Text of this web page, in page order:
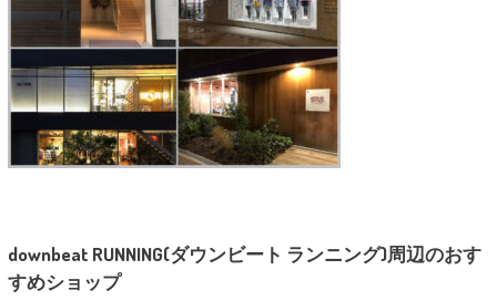
downbeat RUNNING(ダウンビート ランニング)周辺のおす
すめショップ